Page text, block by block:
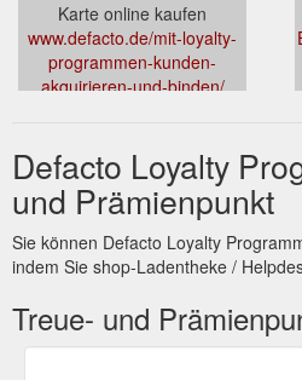
Karte online kaufen
www.defacto.de/mit-loyalty-
programmen-kunden-
akquirieren-und-binden/
Defacto Loyalty
und Prämienpunkt
Sie können Defacto Loyalty
indem Sie shop-Ladentheke /
Treue- und